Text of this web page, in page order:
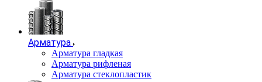
Арматура
Арматура гладкая
Арматура рифленая
Арматура стеклопластик